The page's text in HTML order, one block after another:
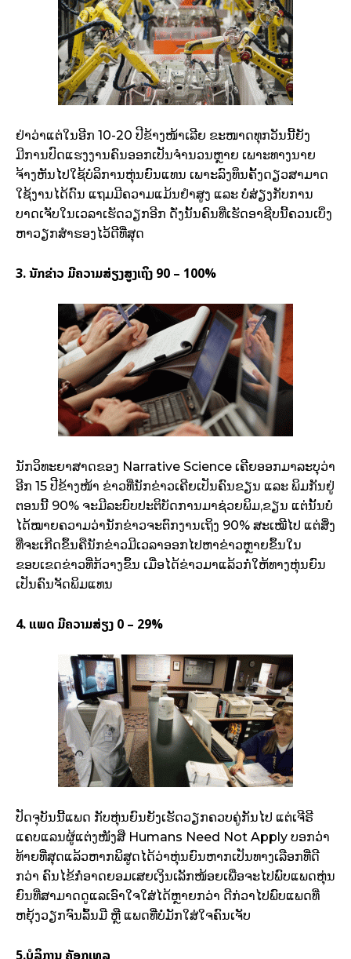
ຢ່າວ່າແຕ່ໃນອີກ 10-20 ປີຂ້າງໜ້າເລີຍ ຂະໜາດທຸກວັນນີ້ຍັງ
ມີການປົດແຮງງານຄົນອອກເປັນຈຳນວນຫຼາຍ ເພາະທາງນາຍ
ຈ້າງຫັນໄປໃຊ້ບໍລິການຫຸ່ນຍົນແທນ ເພາະລົງທຶນຄັ້ງດຽວສາມາດ
ໃຊ້ງານໄດ້ດົນ ແຖມມີຄວາມແມ້ນຢຳສູງ ແລະ ບໍ່ສ່ຽງກັບການ
ບາດເຈັບໃນເວລາເຮັດວຽກອີກ ດັ່ງນັ້ນຄົນທີ່ເຮັດອາຊີບນີ້ຄວນເບິ່ງ
ຫາວຽກສຳຮອງໄວ້ດີທີ່ສຸດ
3. ນັກຂ່າວ ມີຄວາມສ່ຽງສູງເຖິງ 90 – 100%
ນັກວິທະຍາສາດຂອງ Narrative Science ເຄີຍອອກມາລະບຸວ່າ
ອີກ 15 ປີຂ້າງໜ້າ ຂ່າວທີ່ນັກຂ່າວເຄີຍເປັນຄົນຂຽນ ແລະ ພິມກັນຢູ່
ຕອນນີ້ 90% ຈະມີລະບົບປະຕິບັດການມາຊ່ວຍພິມ,ຂຽນ ແຕ່ນັ້ນບໍ່
ໄດ້ໝາຍຄວາມວ່ານັກຂ່າວຈະຕົກງານເຖິງ 90% ສະເໝີໄປ ແຕ່ສິ່ງ
ທີ່ຈະເກີດຂຶ້ນຄືນັກຂ່າວມີເວລາອອກໄປຫາຂ່າວຫຼາຍຂຶ້ນໃນ
ຂອບເຂດຂ່າວທີ່ກ້ວາງຂຶ້ນ ເມື່ອໄດ້ຂ່າວມາແລ້ວກໍ່ໃຫ້ທາງຫຸ່ນຍົນ
ເປັນຄົນຈັດພິມແທນ
4. ແພດ ມີຄວາມສ່ຽງ 0 – 29%
ປັດຈຸບັນນີ້ແພດ ກັບຫຸ່ນຍົນຍັງເຮັດວຽກຄວບຄູ່ກັນໄປ ແຕ່ເຈີຣີ
ແຄບແລນຜູ້ແຕ່ງໜັງສື Humans Need Not Apply ບອກວ່າ
ທ້າຍທີ່ສຸດແລ້ວຫາກພິສູດໄດ້ວ່າຫຸ່ນຍົນຫາກເປັນທາງເລືອກທີ່ດີ
ກວ່າ ຄົນໄຂ້ກໍ່ອາດຍອມເສຍເງິນເລັກໜ້ອຍເພື່ອຈະໄປພົບແພດຫຸ່ນ
ຍົນທີ່ສາມາດດູແລເອົາໃຈໃສ່ໄດ້ຫຼາຍກວ່າ ດີກ່ວາໄປພົບແພດທີ່
ຫຍຸ້ງວຽກຈົນລົ້ນມື ຫຼື ແພດທີ່ບໍ່ມັກໃສ່ໃຈຄົນເຈັບ
5.ບໍລິການ ຄັອກເທລ